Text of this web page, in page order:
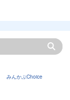
みんかぶChoice